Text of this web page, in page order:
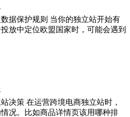
据保护规则 当你的独立站开始有
放中定位欧盟国家时，可能会遇到
决策 在运营跨境电商独立站时，
况。比如商品详情页该用哪种排